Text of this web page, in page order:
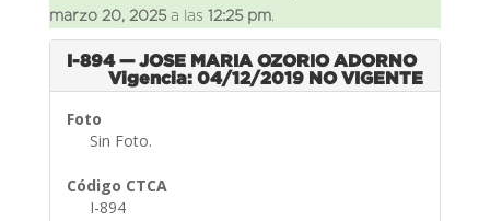
marzo 20, 2025a las 12:25 pm.
I-894 — JOSE MARIA OZORIO ADORNO
Vigencia: 04/12/2019 NO VIGENTE
Foto
Sin Foto.
Código CTCA
I-894